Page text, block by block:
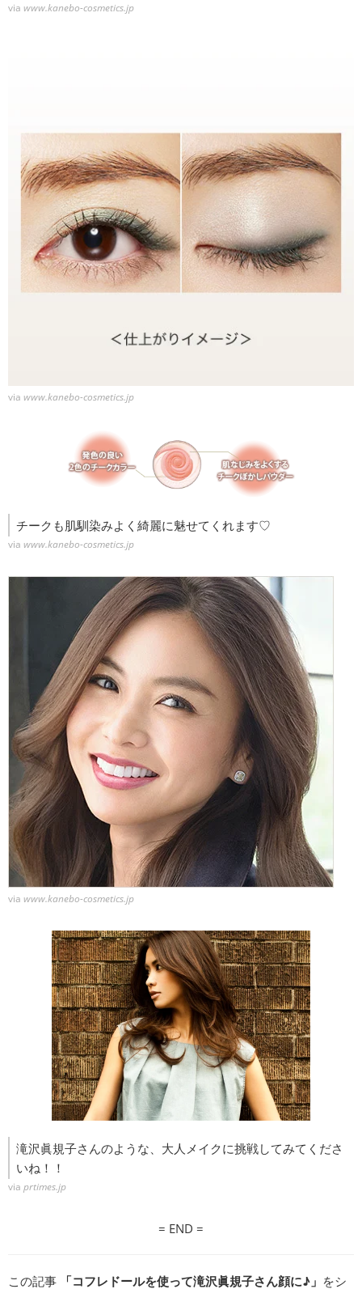
via www.kanebo-cosmetics.jp
via www.kanebo-cosmetics.jp
チークも肌馴染みよく綺麗に魅せてくれます♡
via www.kanebo-cosmetics.jp
via www.kanebo-cosmetics.jp
滝沢眞規子さんのような、大人メイクに挑戦してみてくださ
いね！！
via prtimes.jp
= END =
この記事 「コフレドールを使って滝沢眞規子さん顔に♪」 をシ